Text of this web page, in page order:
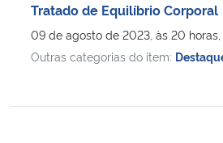
Tratado de Equilíbrio Corporal
09 de agosto de 2023, às 20
Outras categorias do item: